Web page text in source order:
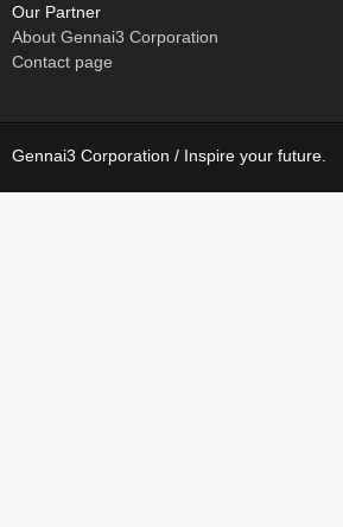
Our Partner
About Gennai3 Corporation
Contact page
Gennai3 Corporation / Inspire your future.